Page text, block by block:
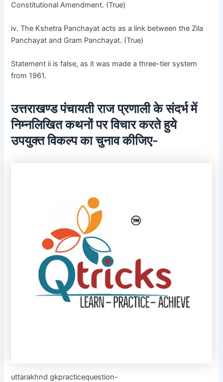
Constitutional Amendment. (True)
iv. The Kshetra Panchayat acts as a link between the Zila
Panchayat and Gram Panchayat. (True)
Statement ii is false, as it was made a three-tier system
from 1961.
उत्तराखण्ड पंचायती राज प्रणाली के संदर्भ में
निम्नलिखित कथनों पर विचार करते हुये
उपयुक्त विकल्प का चुनाव कीजिए-
uttarakhnd gkpracticequestion-